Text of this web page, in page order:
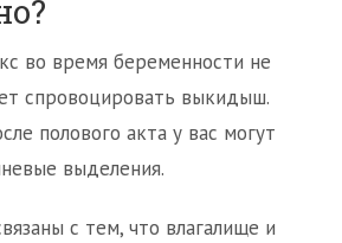
во время беременности не
спровоцировать выкидыш.
полового акта у вас могут
выделения.
с тем, что влагалище и